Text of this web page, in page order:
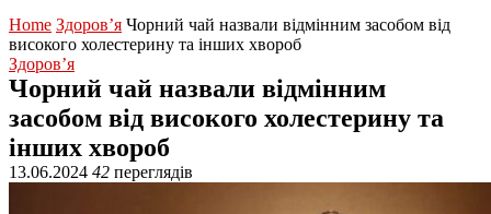
Home Здоров’я Чорний чай назвали відмінним засобом від
високого холестерину та інших хвороб
Здоров’я
Чорний чай назвали відмінним
засобом від високого холестерину та
інших хвороб
13.06.2024 42 переглядів